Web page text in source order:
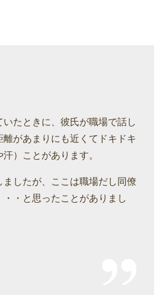
たときに、彼氏が職場で話し
があまりにも近くてドキドキ
）ことがあります。
したが、ここは職場だし同僚
・と思ったことがありまし